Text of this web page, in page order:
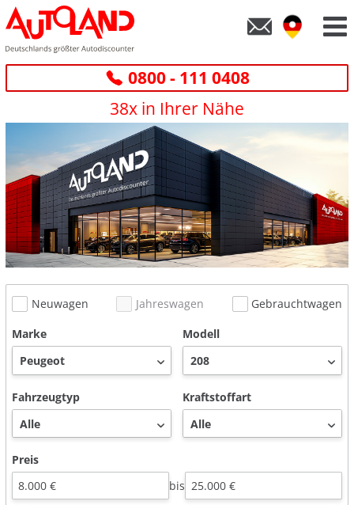
0800 - 111 0408
38x in Ihrer Nähe
Neuwagen Jahreswagen
Gebrauchtwagen
Marke
Modell
Fahrzeugtyp Kraftstoffart
Preis
bis